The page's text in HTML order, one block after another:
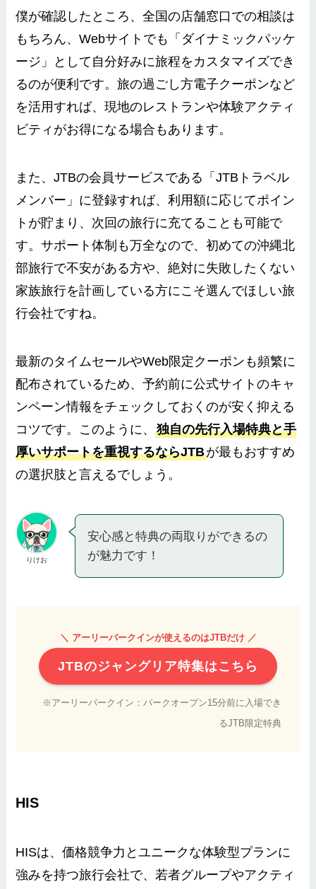
僕が確認したところ、全国の店舗窓口での相談は
もちろん、Webサイトでも「ダイナミックパッケ
ージ」として自分好みに旅程をカスタマイズでき
るのが便利です。旅の過ごし方電子クーポンなど
を活用すれば、現地のレストランや体験アクティ
ビティがお得になる場合もあります。
また、JTBの会員サービスである「JTBトラベル
メンバー」に登録すれば、利用額に応じてポイン
トが貯まり、次回の旅行に充てることも可能で
す。サポート体制も万全なので、初めての沖縄北
部旅行で不安がある方や、絶対に失敗したくない
家族旅行を計画している方にこそ選んでほしい旅
行会社ですね。
最新のタイムセールやWeb限定クーポンも頻繁に
配布されているため、予約前に公式サイトのキャ
ンペーン情報をチェックしておくのが安く抑える
コツです。このように、独自の先行入場特典と手
厚いサポートを重視するならJTBが最もおすすめ
の選択肢と言えるでしょう。
りけお
安心感と特典の両取りができるの
が魅力です！
＼ アーリーパークインが使えるのはJTBだけ ／
JTBのジャングリア特集はこちら
※アーリーパークイン：パークオープン15分前に入場でき
るJTB限定特典
HIS
HISは、価格競争力とユニークな体験型プランに
強みを持つ旅行会社で、若者グループやアクティ